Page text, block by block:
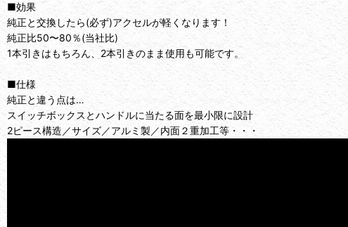
■効果
純正と交換したら(必ず)アクセルが軽くなります！
純正比50〜80％(当社比)
1本引きはもちろん、2本引きのまま使用も可能です。
■仕様
純正と違う点は…
スイッチボックスとハンドルに当たる面を最小限に設計
2ピース構造／サイズ／アルミ製／内面２重加工等・・・